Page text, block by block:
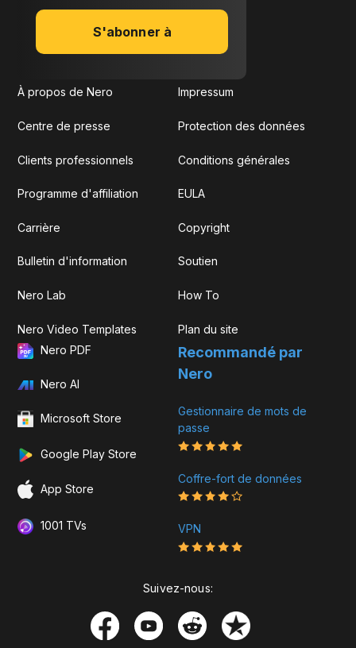
S'abonner à
À propos de Nero
Centre de presse
Clients professionnels
Programme d'affiliation
Carrière
Bulletin d'information
Nero Lab
Nero Video Templates
Impressum
Protection des données
Conditions générales
EULA
Copyright
Soutien
How To
Plan du site
Nero PDF
Nero AI
Microsoft Store
Google Play Store
App Store
1001 TVs
Recommandé par
Nero
Gestionnaire de mots de
passe
Coffre-fort de données
VPN
Suivez-nous: